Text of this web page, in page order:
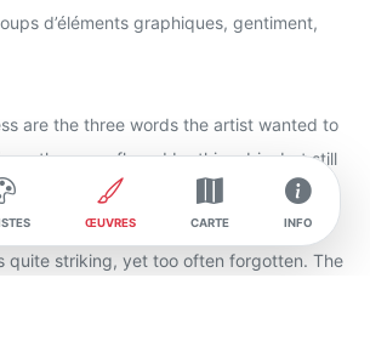
ŒUVRES CARTE INFO
d’éléments graphiques, gentiment,
are the three words the artist wanted to
gently camouflaged by this robin, but still
the incivilities of daily life and their
quite striking, yet too often forgotten. The